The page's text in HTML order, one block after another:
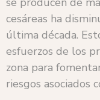
cesáreas ha
última década.
esfuerzos de los
zona para
riesgos asociados